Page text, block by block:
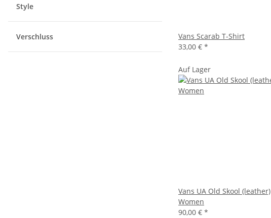
Vans Scarab T-Shirt
33,00 € *
Auf Lager
Vans UA Old Skool (leather)
Women
90,00 € *
Style
Verschluss